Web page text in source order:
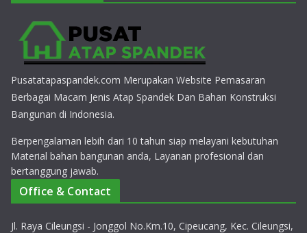
Pusatatapaspandek.com Merupakan Website Pemasaran
Berbagai Macam Jenis Atap Spandek Dan Bahan Konstruksi
Bangunan di Indonesia.
Berpengalaman lebih dari 10 tahun siap melayani kebutuhan
Material bahan bangunan anda, Layanan profesional dan
bertanggung jawab.
Office & Contact
Jl. Raya Cileungsi - Jonggol No.Km.10, Cipeucang, Kec. Cileungsi,